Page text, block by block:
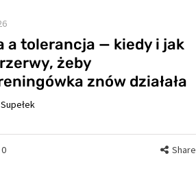
a tolerancja — kiedy i jak
żeby
znów działała
0 Share